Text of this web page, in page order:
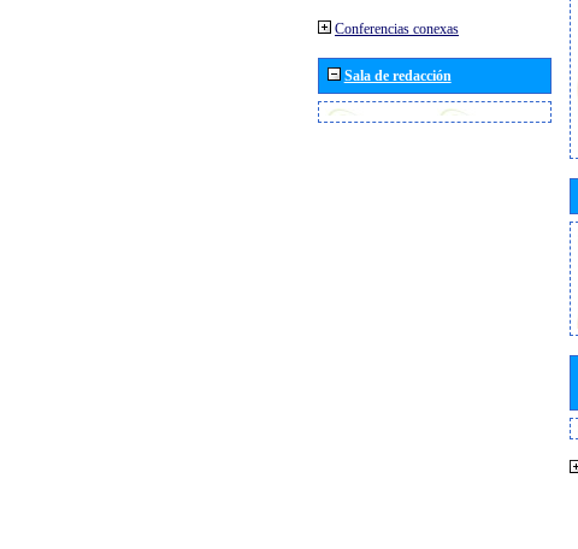
Conferencias conexas
Sala de redacción